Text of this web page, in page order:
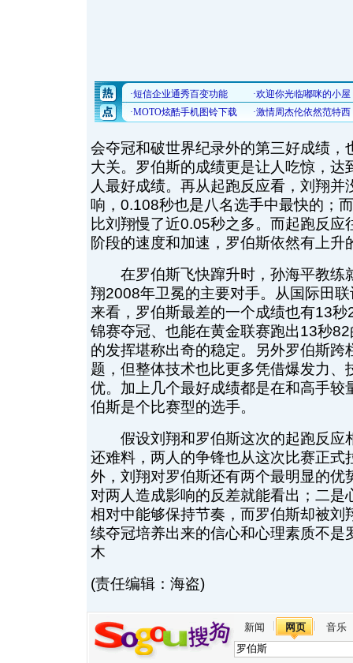
会夺冠和破世界纪录外的第三好成绩，
大关。罗伯斯的成绩更是让人吃惊，达
人最好成绩。再从起跑反应看，刘翔并
响，0.108秒也是八名选手中最快的；
比刘翔慢了近0.05秒之多。而起跑反应
阶段的速度和加速，罗伯斯依然有上升
在罗伯斯飞快蹿升时，孙海平教练
翔2008年卫冕的主要对手。从国际田
来看，罗伯斯最差的一个成绩也有13
锦赛夺冠、也能在黄金联赛跑出13秒
的发挥堪称出奇的稳定。另外罗伯斯跨
题，但整体技术也比更多凭借爆发力、
优。加上几个最好成绩都是在和高手较
伯斯是个比赛型的选手。
假设刘翔和罗伯斯这次的起跑反应
还难料，两人的争锋也从这次比赛正式
外，刘翔对罗伯斯还有两个最明显的优
对两人造成影响的反差就能看出；二是
相对中能够保持节奏，而罗伯斯却被刘
续夺冠培养出来的信心和心理素质不是
木
(责任编辑：海盗)
新闻 网页 音乐